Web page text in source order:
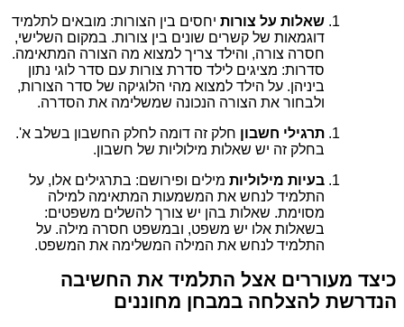
שאלות על צורות יחסים בין הצורות: מובאים לתלמיד
דוגמאות של קשרים שונים בין צורות. במקום השלישי,
חסרה צורה, והילד צריך למצוא מה הצורה המתאימה.
סדרות: מציגים לילד סדרת צורות עם סדר לוגי נתון
ביניהן. על הילד למצוא מהי הלוגיקה של סדר הצורות,
ולבחור את הצורה הנכונה שמשלימה את הסדרה.
תרגילי חשבון חלק זה דומה לחלק החשבון בשלב א'.
בחלק זה יש שאלות מילוליות של חשבון.
בעיות מילוליות מילים ופירושם: בתרגילים אלו, על
התלמיד לנחש את המשמעות המתאימה למילה
מסוימת. שאלות בהן יש צורך להשלים משפטים:
בשאלות אלו יש משפט, ובמשפט חסרה מילה. על
התלמיד לנחש את המילה המשלימה את המשפט.
כיצד מעוררים אצל התלמיד את החשיבה
הנדרשת להצלחה במבחן מחוננים